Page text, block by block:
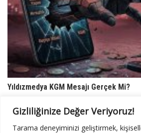
Gizliliğinize Değer Veriyoruz!
Tarama deneyiminizi geliştirmek,
Yıldızmedya KGM Mesajı Gerçek Mi?